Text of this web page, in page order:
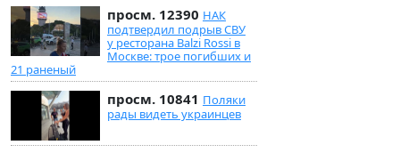
просм. 12390 НАК
подтвердил подрыв СВУ
у ресторана Balzi Rossi в
Москве: трое погибших и
21 раненый
просм. 10841 Поляки
рады видеть украинцев